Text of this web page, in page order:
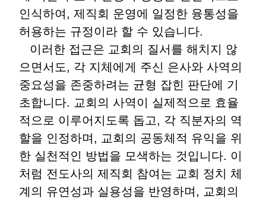
인식하여, 제직회 운영에 일정한 융통성을
허용하는 규정이라 할 수 있습니다.
이러한 접근은 교회의 질서를 해치지 않
으면서도, 각 지체에게 주신 은사와 사역의
중요성을 존중하려는 균형 잡힌 판단에 기
초합니다. 교회의 사역이 실제적으로 효율
적으로 이루어지도록 돕고, 각 직분자의 역
할을 인정하며, 교회의 공동체적 유익을 위
한 실천적인 방법을 모색하는 것입니다. 이
처럼 전도사의 제직회 참여는 교회 정치 체
계의 유연성과 실용성을 반영하며, 교회의